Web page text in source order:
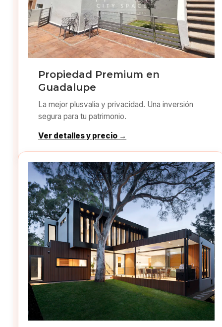
Propiedad Premium en
Guadalupe
La mejor plusvalía y privacidad. Una inversión
segura para tu patrimonio.
Ver detalles y precio →